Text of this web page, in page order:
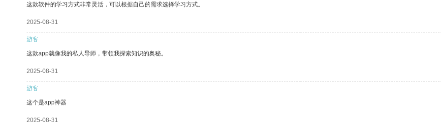
这款软件的学习方式非常灵活，可以根据自己的需求选择学习方式。
2025-08-31
游客
这款app就像我的私人导师，带领我探索知识的奥秘。
2025-08-31
游客
这个是app神器
2025-08-31